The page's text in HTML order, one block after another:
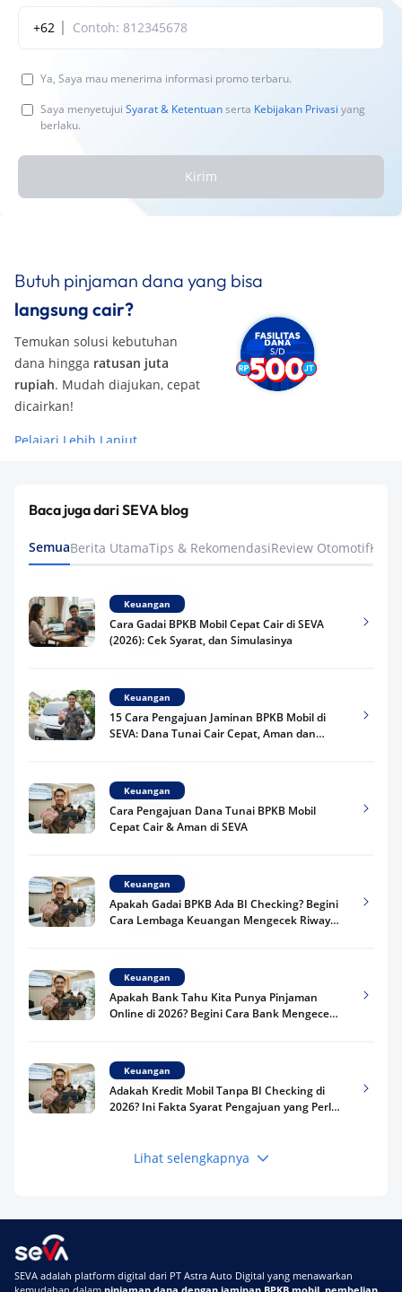
+62
Ya, Saya mau menerima informasi promo terbaru.
Saya menyetujui Syarat & Ketentuanserta Kebijakan Privasi yang
berlaku.
Kirim
Butuh pinjaman dana yang bisa
langsung cair?
Temukan solusi kebutuhan
dana hingga ratusan juta
rupiah. Mudah diajukan, cepat
dicairkan!
Pelajari Lebih Lanjut
Baca juga dari SEVA blog
SemuaBerita UtamaTips & RekomendasiReview Otomotif
Keuangan
Cara Gadai BPKB Mobil Cepat Cair di SEVA
(2026): Cek Syarat, dan Simulasinya
Keuangan
15 Cara Pengajuan Jaminan BPKB Mobil di
SEVA: Dana Tunai Cair Cepat, Aman dan
Keuangan
Cara Pengajuan Dana Tunai BPKB Mobil
Cepat Cair & Aman di SEVA
Keuangan
Apakah Gadai BPKB Ada BI Checking? Begini
Cara Lembaga Keuangan Mengecek Riwayat
Keuangan
Apakah Bank Tahu Kita Punya Pinjaman
Online di 2026? Begini Cara Bank Mengecek
Keuangan
Adakah Kredit Mobil Tanpa BI Checking di
2026? Ini Fakta Syarat Pengajuan yang Perlu
Keuangan
Terpercaya
Telat Bayar Pinjol 2 Hari, Apakah Langsung
Lihat selengkapnya
SEVA adalah platform digital dari PT Astra Auto Digital yang menawarkan